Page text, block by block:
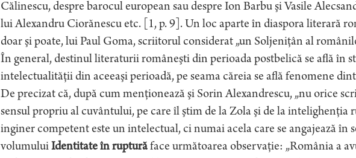
Călinescu, despre barocul european sau despre Ion Barbu şi Vasile
lui Alexandru Ciorănescu etc. [1, p. 9]. Un loc aparte în diaspora literară
doar şi poate, lui Paul Goma, scriitorul considerat „un Soljeniţân al
În general, destinul literaturii româneşti din perioada postbelică se află în
intelectualităţii din aceeaşi perioadă, pe seama căreia se află fenomene
De precizat că, după cum menţionează şi Sorin Alexandrescu, „nu orice
sensul propriu al cuvântului, pe care îl ştim de la Zola şi de la intelighenţia
inginer competent este un intelectual, ci numai acela care se angajează în
volumuluiIdentitate în rupturăface următoarea observaţie: „România a